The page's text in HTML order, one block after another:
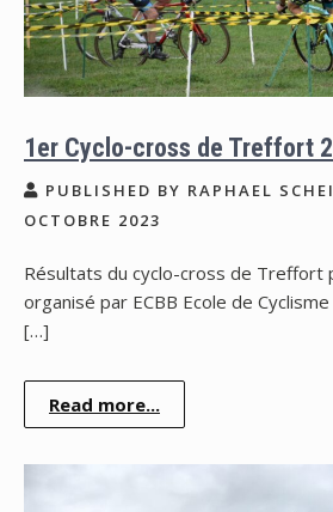
1er Cyclo-cross de Treffort
PUBLISHED BY RAPHAEL
OCTOBRE 2023
Résultats du cyclo-cross de Treffort
organisé par ECBB Ecole de
[…]
Read more...